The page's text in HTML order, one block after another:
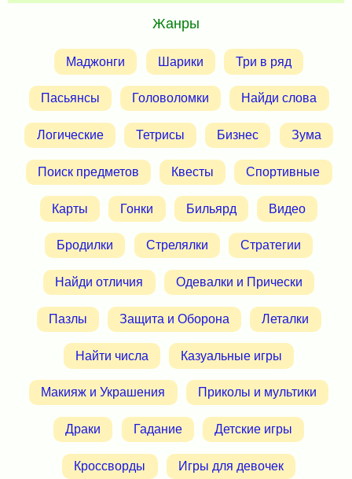
Жанры
Маджонги Шарики Три в ряд
Пасьянсы Головоломки Найди слова
Логические Тетрисы Бизнес Зума
Поиск предметов Квесты Спортивные
Карты Гонки Бильярд Видео
Бродилки Стрелялки Стратегии
Найди отличия Одевалки и Прически
Пазлы Защита и Оборона Леталки
Найти числа Казуальные игры
Макияж и Украшения Приколы и мультики
Драки Гадание Детские игры
Кроссворды Игры для девочек